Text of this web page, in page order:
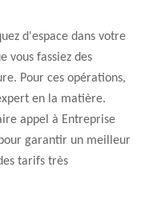
d'espace dans votre
vous fassiez des
Pour ces opérations,
en la matière.
appel à Entreprise
garantir un meilleur
tarifs très